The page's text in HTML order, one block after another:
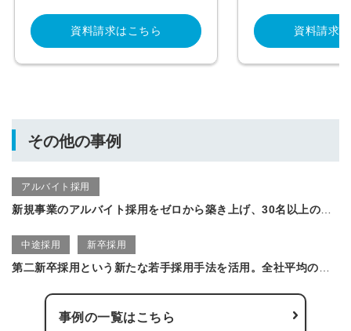
資料請求はこちら 資料請求
その他の事例
アルバイト採用
中途採用 新卒採用
事例の一覧はこちら